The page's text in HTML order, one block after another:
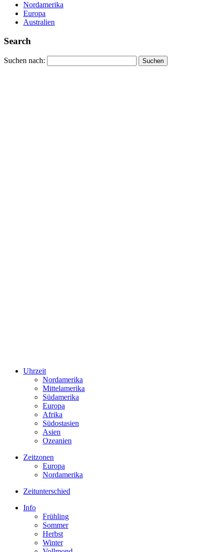
Nordamerika
Europa
Australien
Search
Suchen nach:
Uhrzeit
Nordamerika
Mittelamerika
Südamerika
Europa
Afrika
Südostasien
Asien
Ozeanien
Zeitzonen
Europa
Nordamerika
Zeitunterschied
Info
Frühling
Sommer
Herbst
Winter